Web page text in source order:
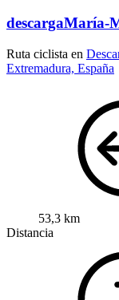
descargaMaría-
Ruta ciclista en
Extremadura, España
53,3 km
Distancia